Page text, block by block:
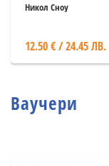
Никол Сноу
12.50 € / 24.45 ЛВ.
Ваучери